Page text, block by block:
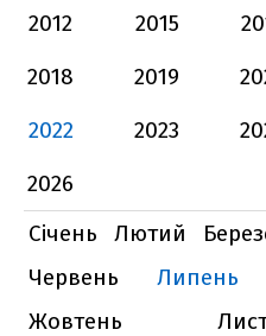
2012 2015
2018
2019
2022
2023
2026
Січень
Лютий
Червень
Липень
Жовтень